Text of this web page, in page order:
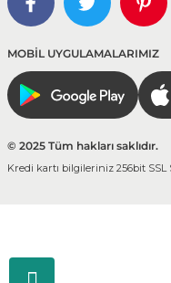
MOBİL UYGULAMALARIMIZ
© 2025 Tüm hakları saklıdır.
Kredi kartı bilgileriniz 256bit SSL